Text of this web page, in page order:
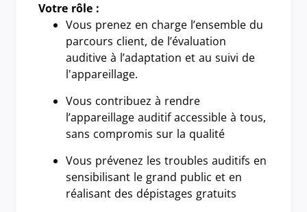
Votre rôle :
Vous prenez en charge l’ensemble du
parcours client, de l’évaluation
auditive à l’adaptation et au suivi de
l'appareillage.
Vous contribuez à rendre
l’appareillage auditif accessible à tous,
sans compromis sur la qualité
Vous prévenez les troubles auditifs en
sensibilisant le grand public et en
réalisant des dépistages gratuits